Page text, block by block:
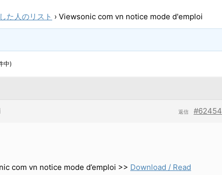
た人のリスト › Viewsonic com vn notice mode d'emploi
中)
#62454
返信
com vn notice mode d’emploi >> Download / Read